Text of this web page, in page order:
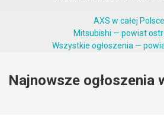
AXS w całej Polsce
Mitsubishi — powiat
Wszystkie ogłoszenia —
Najnowsze ogłoszenia